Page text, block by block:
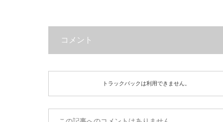
コメント
トラックバックは利用できません。